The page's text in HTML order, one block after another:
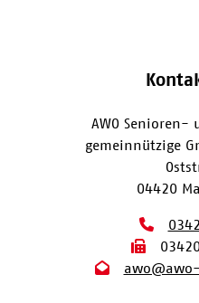
AWO Senioren-
gemeinnützige
04420